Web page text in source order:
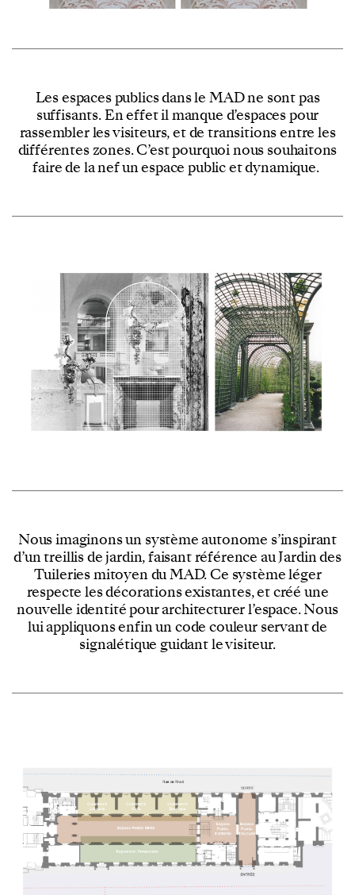
Les espaces publics dans le MAD ne sont pas
suffisants. En effet il manque d’espaces pour
rassembler les visiteurs, et de transitions entre les
différentes zones. C’est pourquoi nous souhaitons
faire de la nef un espace public et dynamique.
Nous imaginons un système autonome s’inspirant
d’un treillis de jardin, faisant référence au Jardin des
Tuileries mitoyen du MAD. Ce système léger
respecte les décorations existantes, et créé une
nouvelle identité pour architecturer l’espace. Nous
lui appliquons enfin un code couleur servant de
signalétique guidant le visiteur.